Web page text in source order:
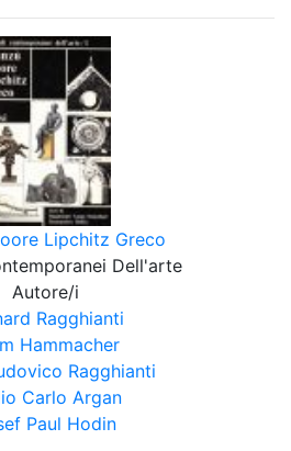
Lipchitz Greco
Dell'arte
Autore/i
Ragghianti
Hammacher
Ragghianti
Carlo Argan
Paul Hodin